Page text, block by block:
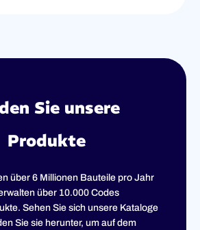
Sie unsere
Produkte
über 6 Millionen Bauteile pro Jahr
über 10.000 Codes
Sehen Sie sich unsere Kataloge
Sie sie herunter, um auf dem